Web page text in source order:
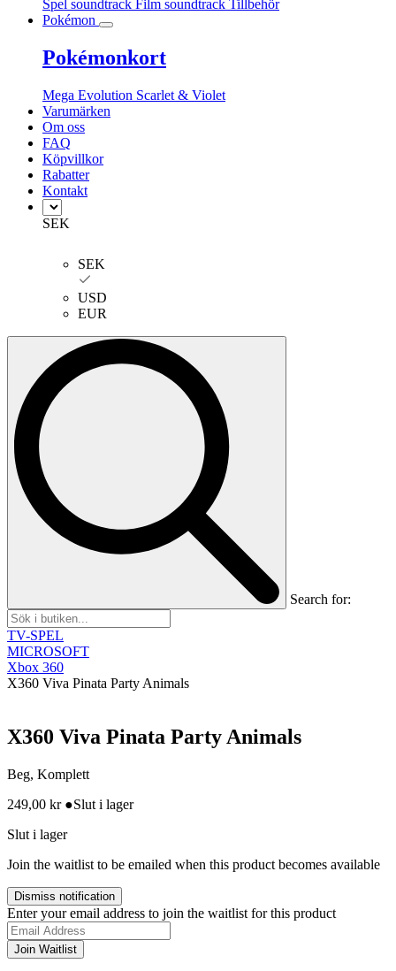
Spel soundtrack Film soundtrack Tillbehör
Pokémon
Pokémonkort
Mega Evolution Scarlet & Violet
Varumärken
Om oss
FAQ
Köpvillkor
Rabatter
Kontakt
SEK
SEK
USD
EUR
Search for:
TV-SPEL
MICROSOFT
Xbox 360
X360 Viva Pinata Party Animals
X360 Viva Pinata Party Animals
Beg, Komplett
249,00 kr ●Slut i lager
Slut i lager
Join the waitlist to be emailed when this product becomes available
Dismiss notification
Enter your email address to join the waitlist for this product
Join Waitlist